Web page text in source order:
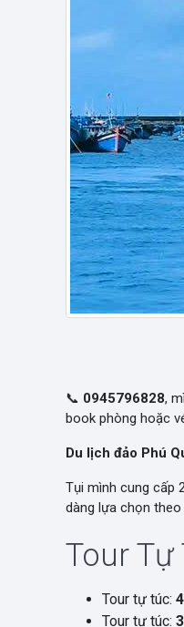
📞 0945796828,
book phòng hoặc
Du lịch đảo Phú
Tụi mình cung cấp
dàng lựa chọn
Tour Tự
Tour tự túc:
Tour tự túc: